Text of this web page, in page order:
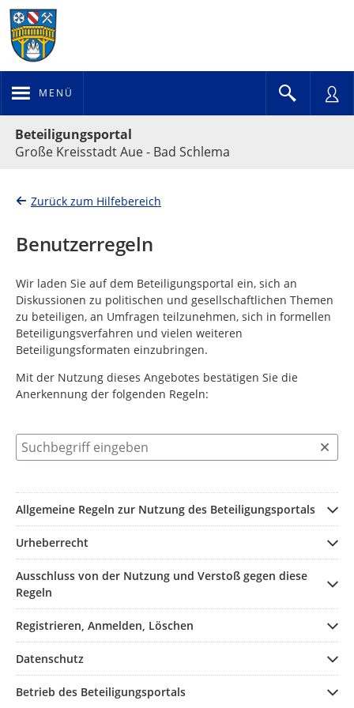
MENÜ
Beteiligungsportal
Große Kreisstadt Aue - Bad Schlema
Zurück zum Hilfebereich
Benutzerregeln
Wir laden Sie auf dem Beteiligungsportal ein, sich an
Diskussionen zu politischen und gesellschaftlichen Themen
zu beteiligen, an Umfragen teilzunehmen, sich in formellen
Beteiligungsverfahren und vielen weiteren
Beteiligungsformaten einzubringen.
Mit der Nutzung dieses Angebotes bestätigen Sie die
Anerkennung der folgenden Regeln:
Suchbegriff eingeben
Allgemeine Regeln zur Nutzung des Beteiligungsportals
Urheberrecht
Ausschluss von der Nutzung und Verstoß gegen diese
Regeln
Registrieren, Anmelden, Löschen
Datenschutz
Betrieb des Beteiligungsportals